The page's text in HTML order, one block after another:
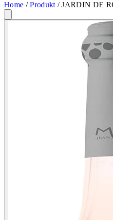
Home /Produkt /JARDIN DE